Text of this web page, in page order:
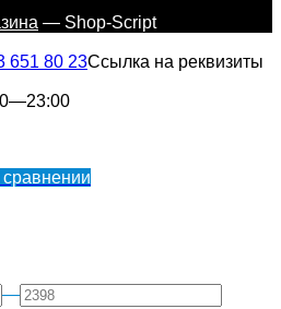
— Shop-Script
651 80 23Ссылка на реквизиты
—